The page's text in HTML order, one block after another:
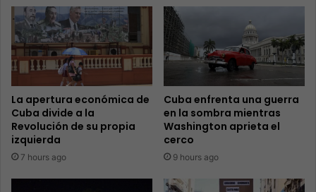
La apertura económica de
Cuba divide a la
Revolución de su propia
izquierda
7 hours ago
Cuba enfrenta una guerra
en la sombra mientras
Washington aprieta el
cerco
9 hours ago